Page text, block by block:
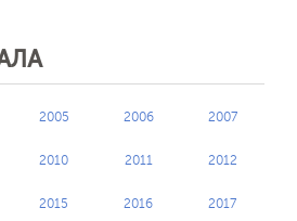
2005 2006 2007
2010 2011 2012
2015 2016 2017